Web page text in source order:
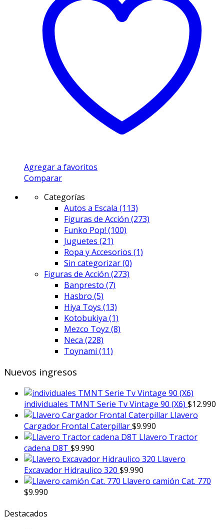
Agregar a favoritos
Comparar
Categorías
Autos a Escala (113)
Figuras de Acción (273)
Funko Pop! (100)
Juguetes (21)
Ropa y Accesorios (1)
Sin categorizar(0)
Figuras de Acción (273)
Banpresto (7)
Hasbro (5)
Hiya Toys (13)
Kotobukiya (1)
Mezco Toyz (8)
Neca (228)
Toynami (11)
Nuevos ingresos
individuales TMNT Serie Tv Vintage 90 (X6) $12.990
Llavero
Cargador Frontal Caterpillar$9.990
Llavero Tractor
cadena D8T $9.990
Llavero
Excavador Hidraulico 320 $9.990
Llavero camión Cat. 770
$9.990
Destacados